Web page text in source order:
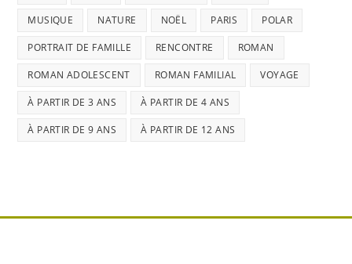
MUSIQUE NATURE NOËL PARIS POLAR
PORTRAIT DE FAMILLE RENCONTRE ROMAN
ROMAN ADOLESCENT ROMAN FAMILIAL VOYAGE
À PARTIR DE 3 ANS À PARTIR DE 4 ANS
À PARTIR DE 9 ANS À PARTIR DE 12 ANS